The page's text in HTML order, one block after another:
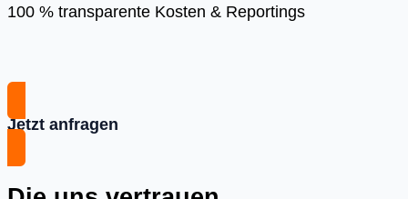
100 % transparente Kosten & Reportings
Jetzt anfragen